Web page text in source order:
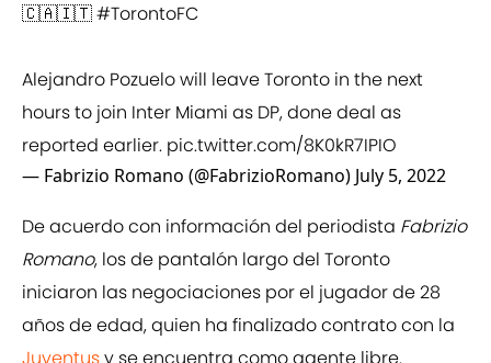
🇨🇦🇮🇹#TorontoFC
Alejandro Pozuelo will leave Toronto in the next
hours to join Inter Miami as DP, done deal as
reported earlier. pic.twitter.com/8K0kR7IPIO
— Fabrizio Romano (@FabrizioRomano) July 5, 2022
De acuerdo con información del periodista Fabrizio
Romano, los de pantalón largo del Toronto
iniciaron las negociaciones por el jugador de 28
años de edad, quien ha finalizado contrato con la